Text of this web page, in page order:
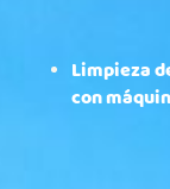
Limpieza
con